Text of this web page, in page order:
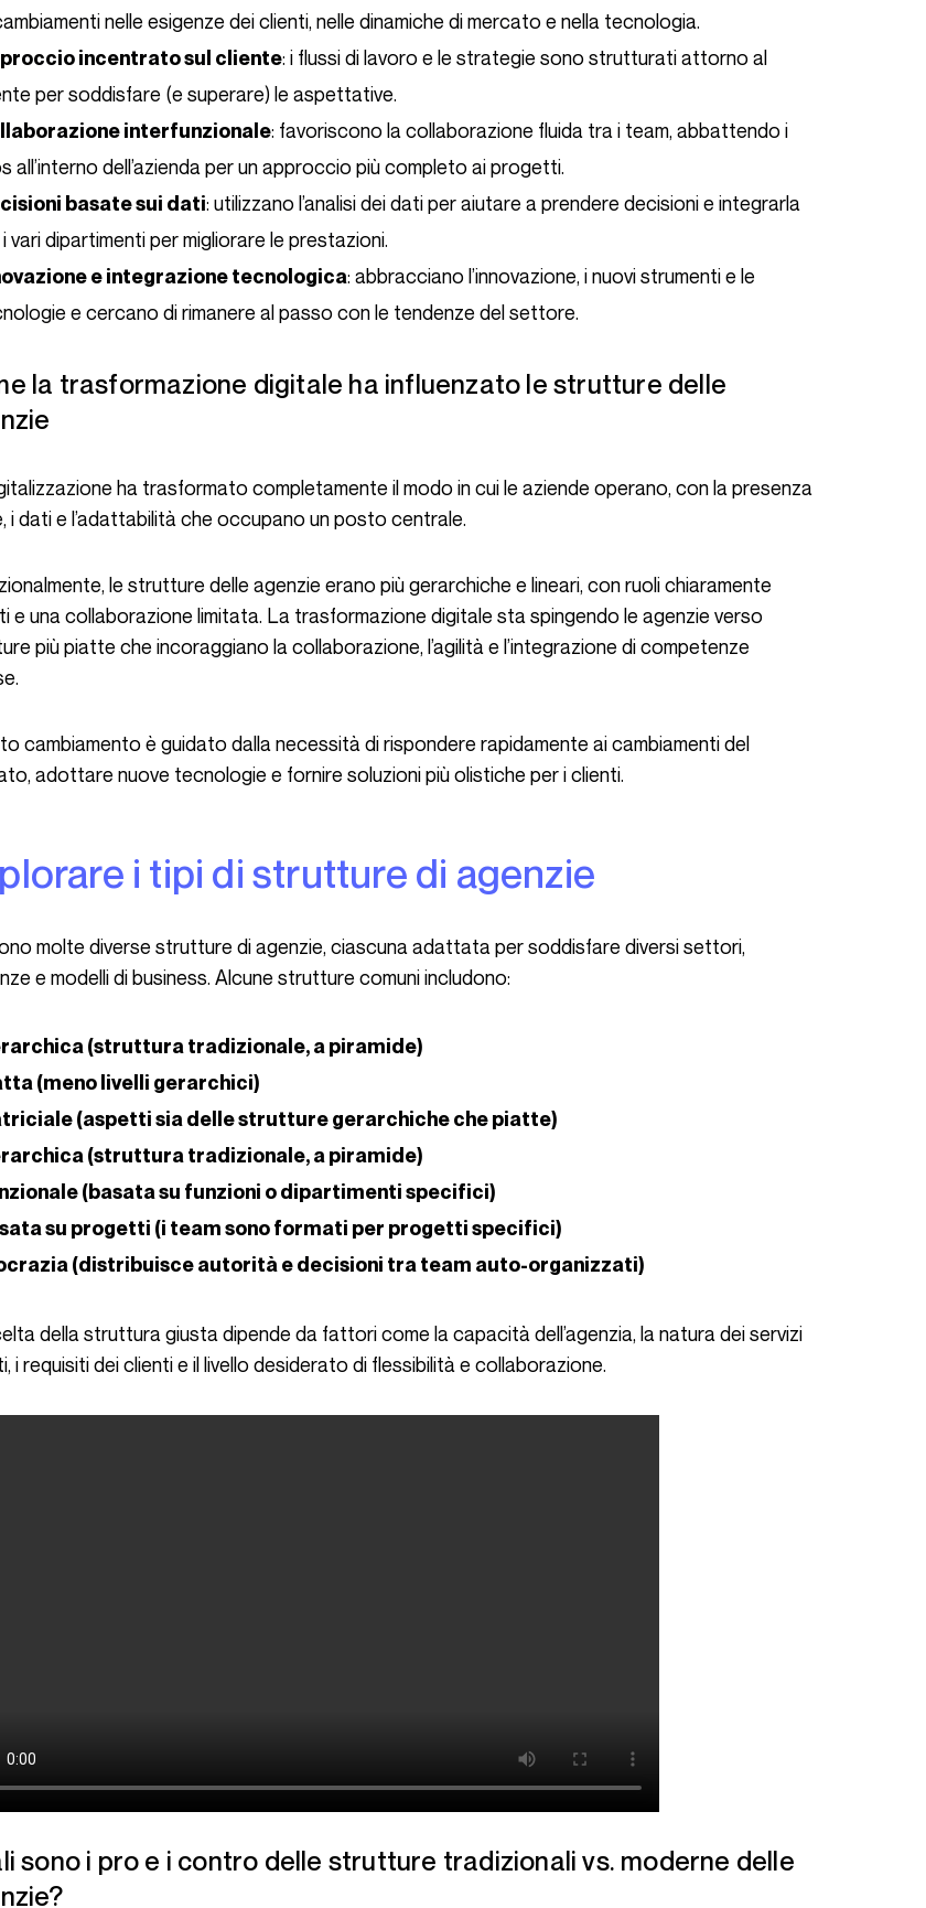
nelle esigenze dei clienti, nelle dinamiche di mercato e nella tecnologia.
incentrato sul cliente: i flussi di lavoro e le strategie sono strutturati attorno al
per soddisfare (e superare) le aspettative.
interfunzionale: favoriscono la collaborazione fluida tra i team, abbattendo i
all’interno dell’azienda per un approccio più completo ai progetti.
basate sui dati: utilizzano l’analisi dei dati per aiutare a prendere decisioni e integrarla
vari dipartimenti per migliorare le prestazioni.
e integrazione tecnologica: abbracciano l’innovazione, i nuovi strumenti e le
e cercano di rimanere al passo con le tendenze del settore.
i dati e l’adattabilità che occupano un posto centrale.
e una collaborazione limitata. La trasformazione digitale sta spingendo le agenzie verso
più piatte che incoraggiano la collaborazione, l’agilità e l’integrazione di competenze
adottare nuove tecnologie e fornire soluzioni più olistiche per i clienti.
i tipi di strutture di agenzie
e modelli di business. Alcune strutture comuni includono:
(struttura tradizionale, a piramide)
(meno livelli gerarchici)
(aspetti sia delle strutture gerarchiche che piatte)
(struttura tradizionale, a piramide)
(basata su funzioni o dipartimenti specifici)
su progetti (i team sono formati per progetti specifici)
(distribuisce autorità e decisioni tra team auto-organizzati)
i requisiti dei clienti e il livello desiderato di flessibilità e collaborazione.